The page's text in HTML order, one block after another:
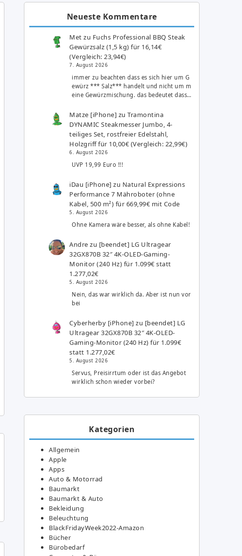
Neueste Kommentare
Met zu Fuchs Professional BBQ Steak
Gewürzsalz (1,5 kg) für 16,14€
(Vergleich: 23,94€)
7. August 2026
immer zu beachten dass es sich hier um G
ewürz *** Salz*** handelt und nicht um m
eine Gewürzmischung. das bedeutet dass…
Matze [iPhone] zuTramontina
DYNAMIC Steakmesser Jumbo, 4-
teiliges Set, rostfreier Edelstahl,
Holzgriff für 10,00€ (Vergleich: 22,99€)
6. August 2026
UVP 19,99 Euro !!!
iDau [iPhone] zu Natural Expressions
Performance 7 Mähroboter (ohne
Kabel, 500 m²) für 669,99€ mit Code
5. August 2026
Ohne Kamera wäre besser, als ohne Kabel!
Andre zu [beendet] LG Ultragear
32GX870B 32″ 4K-OLED-Gaming-
Monitor (240 Hz) für 1.099€ statt
1.277,02€
5. August 2026
Nein, das war wirklich da. Aber ist nun vor
bei
Cyberherby [iPhone] zu [beendet] LG
Ultragear 32GX870B 32″ 4K-OLED-
Gaming-Monitor (240 Hz) für 1.099€
statt 1.277,02€
5. August 2026
Servus, Preisirrtum oder ist das Angebot
wirklich schon wieder vorbei?
Kategorien
Allgemein
Apple
Apps
Auto & Motorrad
Baumarkt
Baumarkt & Auto
Bekleidung
Beleuchtung
BlackFridayWeek2022-Amazon
Bücher
Bürobedarf